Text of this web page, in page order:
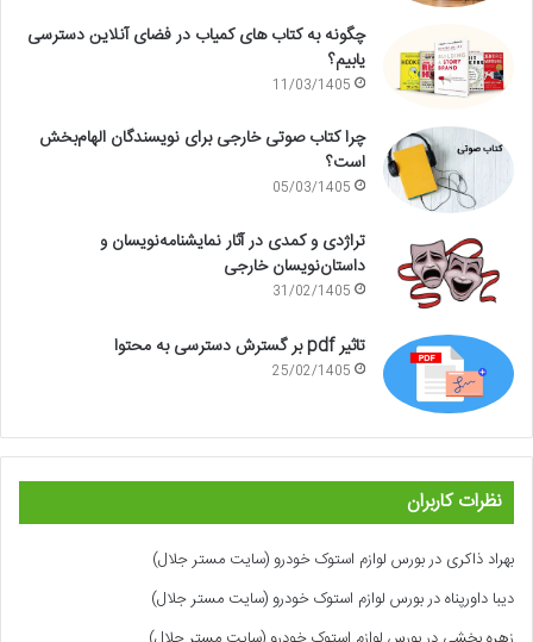
چگونه به کتاب های کمیاب در فضای آنلاین دسترسی
یابیم؟
11/03/1405
چرا کتاب صوتی خارجی برای نویسندگان الهام‌بخش
است؟
05/03/1405
تراژدی و کمدی در آثار نمایشنامه‌نویسان و
داستان‌نویسان خارجی
31/02/1405
تاثیر pdf بر گسترش دسترسی به محتوا
25/02/1405
نظرات کاربران
بهراد ذاکری دربورس لوازم استوک خودرو (سایت مستر جلال)
دیبا داورپناهدربورس لوازم استوک خودرو (سایت مستر جلال)